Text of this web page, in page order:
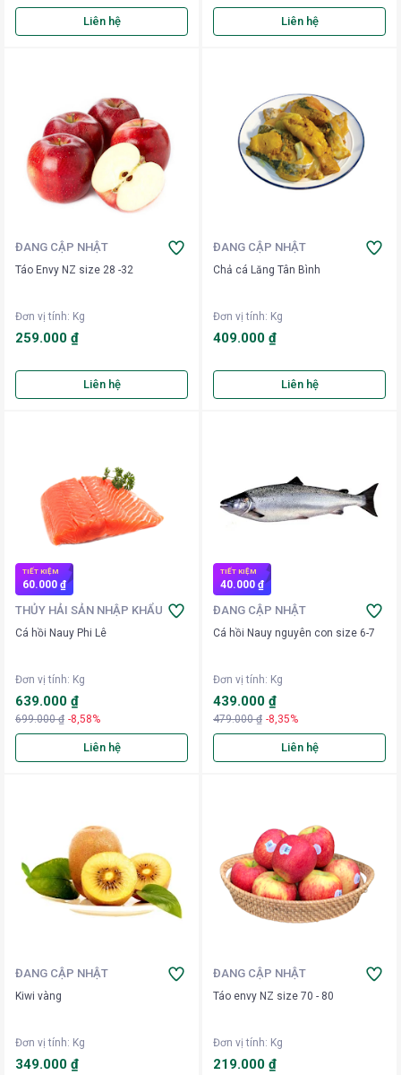
Liên hệ Liên hệ
ĐANG CẬP NHẬT
Táo Envy NZ size 28 -32
Đơn vị tính: Kg
259.000 ₫
Liên hệ
ĐANG CẬP NHẬT
Chả cá Lăng Tân Bình
Đơn vị tính: Kg
409.000 ₫
Liên hệ
TIẾT KIỆM
60.000 ₫
THỦY HẢI SẢN NHẬP KHẨU
Cá hồi Nauy Phi Lê
Đơn vị tính: Kg
639.000 ₫
699.000 ₫ -8,58%
Liên hệ
TIẾT KIỆM
40.000 ₫
ĐANG CẬP NHẬT
Cá hồi Nauy nguyên con size 6-7
Đơn vị tính: Kg
439.000 ₫
479.000 ₫ -8,35%
Liên hệ
ĐANG CẬP NHẬT
Kiwi vàng
Đơn vị tính: Kg
349.000 ₫
ĐANG CẬP NHẬT
Táo envy NZ size 70 - 80
Đơn vị tính: Kg
219.000 ₫